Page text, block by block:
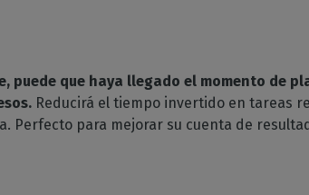
puede que haya llegado el momento de
Reducirá el tiempo invertido en tareas
Perfecto para mejorar su cuenta de